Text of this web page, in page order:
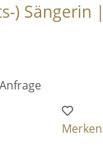
) Sängerin
Merken